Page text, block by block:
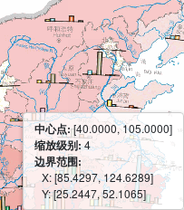
中心点:[40.0000, 105.0000]
缩放级别:4
边界范围:
X: [85.4297, 124.6289]
Y: [25.2447, 52.1065]